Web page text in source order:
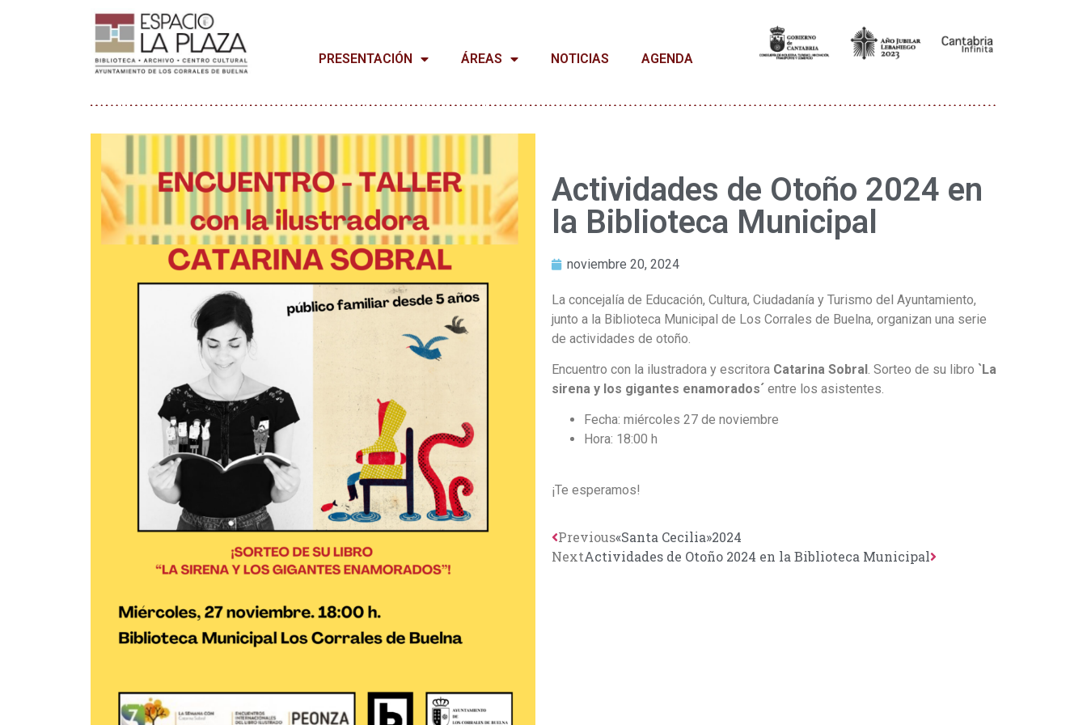
PRESENTACIÓN ÁREAS NOTICIAS AGENDA
Actividades de Otoño 2024 en
la Biblioteca Municipal
noviembre 20, 2024
La concejalía de Educación, Cultura, Ciudadanía y Turismo del Ayuntamiento,
junto a la Biblioteca Municipal de Los Corrales de Buelna, organizan una serie
de actividades de otoño.
Encuentro con la ilustradora y escritora Catarina Sobral. Sorteo de su libro `La
sirena y los gigantes enamorados´ entre los asistentes.
Fecha: miércoles 27 de noviembre
Hora: 18:00 h
¡Te esperamos!
Previous«Santa Cecilia»2024
NextActividades de Otoño 2024 en la Biblioteca Municipal